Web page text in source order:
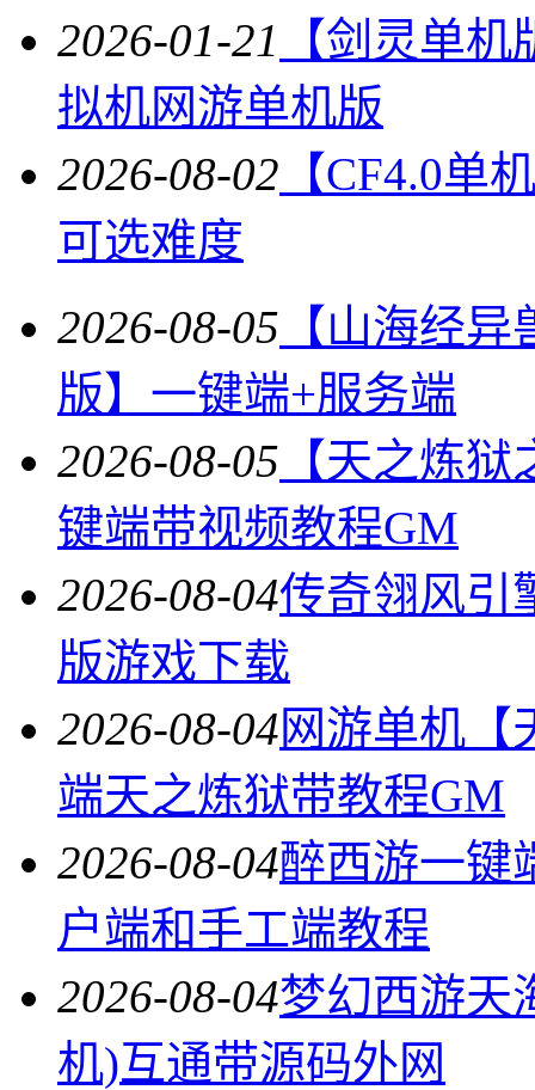
2026-01-21
【剑灵单
拟机网游单机版
2026-08-02 【CF4.0单
可选难度
2026-08-05 【山海经
版】一键端+服务端
2026-08-05 【天之炼
键端带视频教程GM
2026-08-04传奇翎风引
版游戏下载
2026-08-04网游单机【
端天之炼狱带教程GM
2026-08-04醉西游一键
户端和手工端教程
2026-08-04梦幻西游天
机)互通带源码外网